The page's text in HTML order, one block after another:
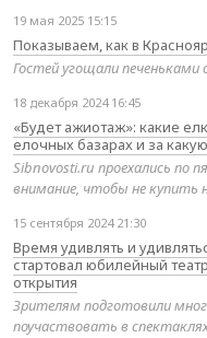
19 мая 2025 15:15
Показываем, как в
Гостей угощали печеньками
18 декабря 2024 16:45
«Будет ажиотаж»: какие
елочных базарах и за
Sibnovosti.ru проехались по
внимание, чтобы не купить
15 сентября 2024 21:30
Время удивлять и
стартовал юбилейный
открытия
Зрителям подготовили
поучаствовать в